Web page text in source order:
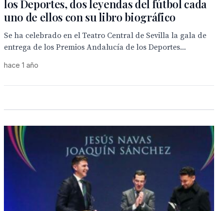
los Deportes, dos leyendas del fútbol cada
uno de ellos con su libro biográfico
Se ha celebrado en el Teatro Central de Sevilla la gala de
entrega de los Premios Andalucía de los Deportes...
hace 1 año